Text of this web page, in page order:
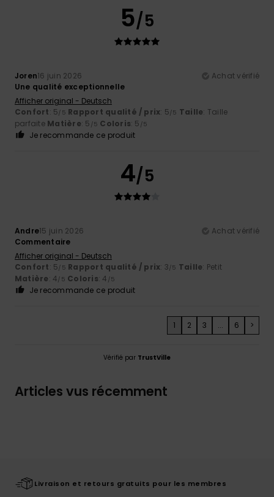
5/5
Joren16 juin 2026
Achat vérifié
Une qualité exceptionnelle
Afficher original - Deutsch
Confort: 5/5 Rapport qualité / prix: 5/5 Taille: Taille
parfaite Matière: 5 /5 Coloris: 5 /5
Je recommande ce produit
4/5
Andre15 juin 2026
Achat vérifié
Commentaire
Afficher original - Deutsch
Confort: 5/5 Rapport qualité / prix: 3/5 Taille: Petit
Matière: 4/5 Coloris: 4 /5
Je recommande ce produit
1 2 3 ... 6 >
Vérifié par TrustVille
Articles vus récemment
Livraison et retours gratuits pour les membres